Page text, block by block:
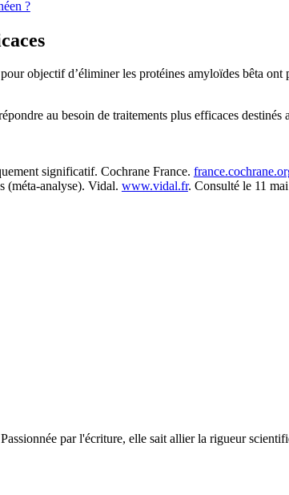
?
objectif d’éliminer les protéines amyloïdes bêta
au besoin de traitements plus efficaces
significatif. Cochrane France.
(méta-analyse). Vidal. www.vidal.fr. Consulté le 11
par l'écriture, elle sait allier la rigueur